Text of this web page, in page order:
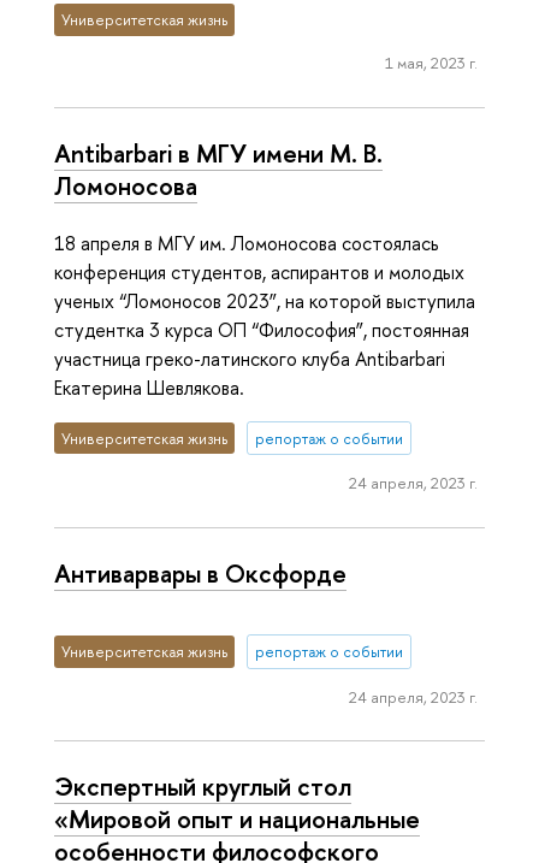
Университетская жизнь
1 мая, 2023 г.
Antibarbari в МГУ имени М. В.
Ломоносова
18 апреля в МГУ им. Ломоносова состоялась
конференция студентов, аспирантов и молодых
ученых “Ломоносов 2023”, на которой выступила
студентка 3 курса ОП “Философия”, постоянная
участница греко-латинского клуба Antibarbari
Екатерина Шевлякова.
Университетская жизнь репортаж о событии
24 апреля, 2023 г.
Антиварвары в Оксфорде
Университетская жизнь репортаж о событии
24 апреля, 2023 г.
Экспертный круглый стол
«Мировой опыт и национальные
особенности философского